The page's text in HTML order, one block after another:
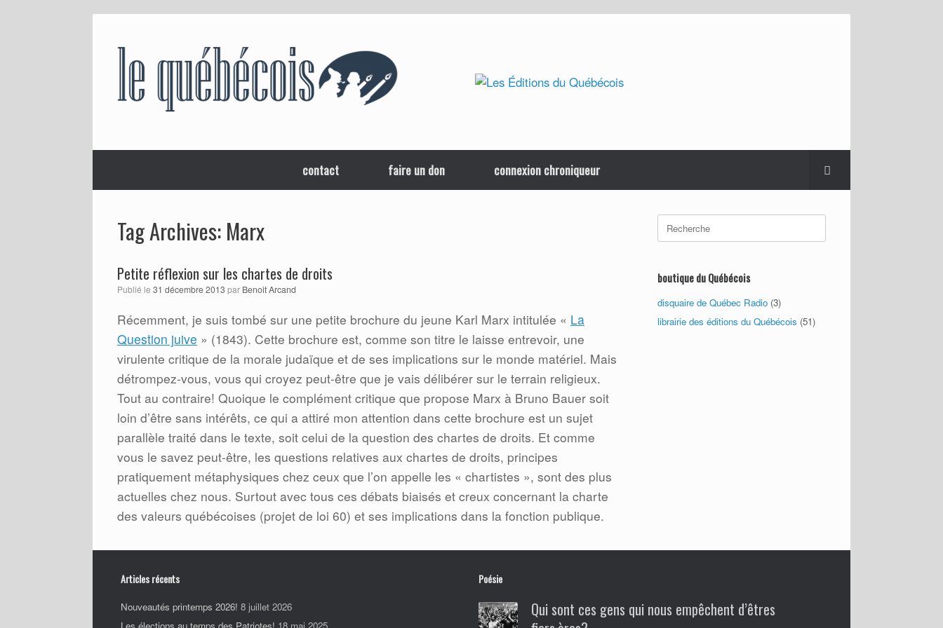
contact faire un don connexion chroniqueur
Tag Archives: Marx
Petite réflexion sur les chartes de droits
Publié le 31 décembre 2013 par Benoit Arcand
Récemment, je suis tombé sur une petite brochure du jeune Karl Marx intitulée « La
Question juive » (1843). Cette brochure est, comme son titre le laisse entrevoir, une
virulente critique de la morale judaïque et de ses implications sur le monde matériel. Mais
détrompez-vous, vous qui croyez peut-être que je vais délibérer sur le terrain religieux.
Tout au contraire! Quoique le complément critique que propose Marx à Bruno Bauer soit
loin d’être sans intérêts, ce qui a attiré mon attention dans cette brochure est un sujet
parallèle traité dans le texte, soit celui de la question des chartes de droits. Et comme
vous le savez peut-être, les questions relatives aux chartes de droits, principes
pratiquement métaphysiques chez ceux que l’on appelle les « chartistes », sont des plus
actuelles chez nous. Surtout avec tous ces débats biaisés et creux concernant la charte
des valeurs québécoises (projet de loi 60) et ses implications dans la fonction publique.
Search
for:
boutique du Québécois
disquaire de Québec Radio (3)
librairie des éditions du Québécois (51)
Articles récents
Nouveautés printemps 2026! 8 juillet 2026
Poésie
Qui sont ces gens qui nous empêchent d’êtres